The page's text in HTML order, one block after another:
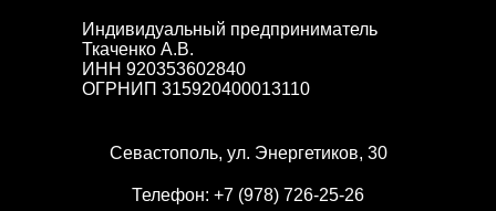
Индивидуальный предприниматель
Ткаченко А.В.
ИНН 920353602840
ОГРНИП 315920400013110
Севастополь, ул. Энергетиков, 30
Телефон: +7 (978) 726-25-26